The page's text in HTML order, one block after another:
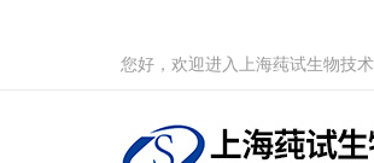
您好，欢迎进入上海莼试生物技